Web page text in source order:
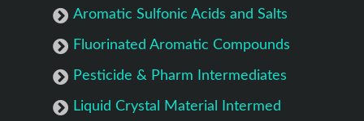
Aromatic Sulfonic Acids and Salts
Fluorinated Aromatic Compounds
Pesticide & Pharm Intermediates
Liquid Crystal Material Intermed